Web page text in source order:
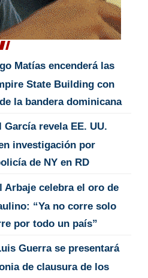
Matías encenderá las
State Building con
la bandera dominicana
García revela EE. UU.
investigación por
de NY en RD
Arbaje celebra el oro de
“Ya no corre solo
por todo un país”
Guerra se presentará
de clausura de los